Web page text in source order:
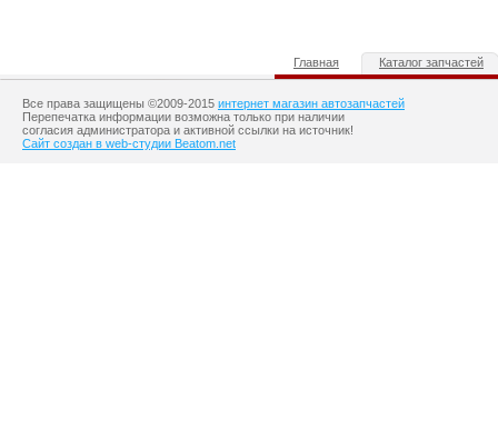
Главная Каталог запчастей
Все права защищены ©2009-2015 интернет магазин автозапчастей
Перепечатка информации возможна только при наличии
согласия администратора и активной ссылки на источник!
Сайт создан в web-студии Beatom.net